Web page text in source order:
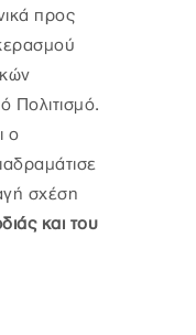
προς
Πολιτισμό.
ο
σχέση
και του